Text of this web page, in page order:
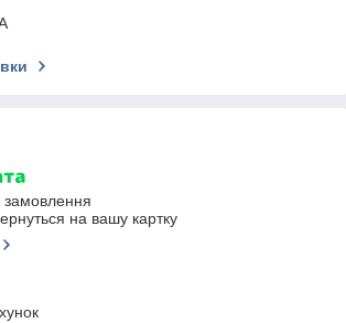
замовлення
на вашу картку